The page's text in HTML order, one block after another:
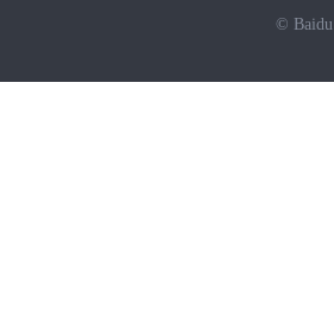
© Baidu